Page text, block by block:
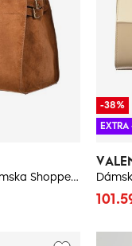
BIG STAR SHOES Dámska Shopper Taška Z Eko Zamšu Big Star
-38%